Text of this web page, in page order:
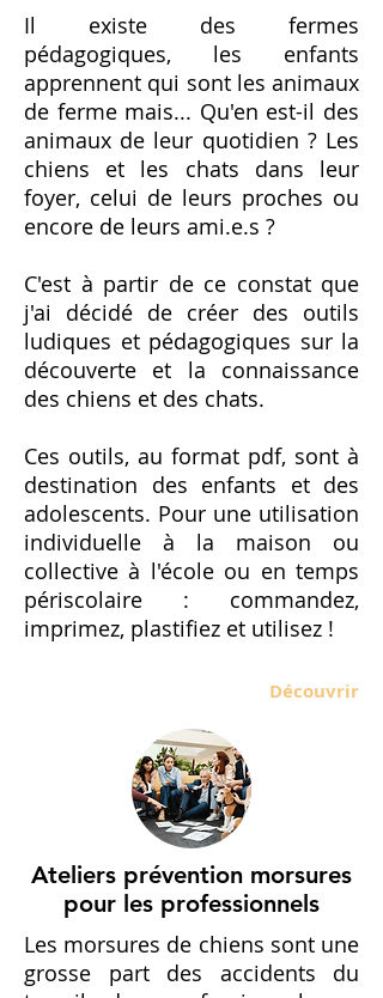
Il existe des fermes
pédagogiques, les enfants
apprennent qui sont les animaux
de ferme mais... Qu'en est-il des
animaux de leur quotidien ? Les
chiens et les chats dans leur
foyer, celui de leurs proches ou
encore de leurs ami.e.s ?
C'est à partir de ce constat que
j'ai décidé de créer des outils
ludiques et pédagogiques sur la
découverte et la connaissance
des chiens et des chats.
Ces outils, au format pdf, sont à
destination des enfants et des
adolescents. Pour une utilisation
individuelle à la maison ou
collective à l'école ou en temps
périscolaire : commandez,
imprimez, plastifiez et utilisez !
Découvrir
Ateliers prévention morsures
pour les professionnels
Les morsures de chiens sont une
grosse part des accidents du